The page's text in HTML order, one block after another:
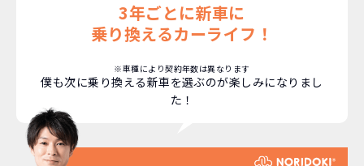
3年ごとに新車に
乗り換えるカーライフ！
※車種により契約年数は異なります
僕も次に乗り換える新車を選ぶのが楽しみになりまし
た！